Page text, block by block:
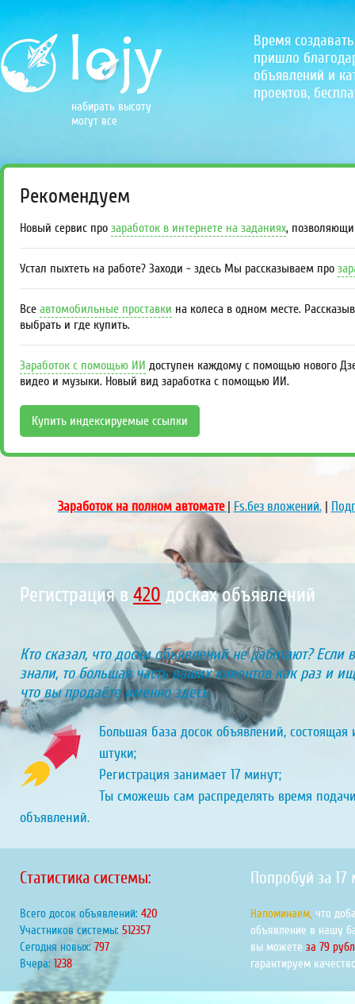
набирать высоту
могут все
Время
пришло
объявлений и
проектов,
Рекомендуем
Новый сервис про заработок в интернете на заданиях,
Устал пыхтеть на работе? Заходи - здесь Мы рассказываем про
Все автомобильные проставки на колеса в одном месте.
выбрать и где купить.
Заработок с помощью ИИ доступен каждому с помощью нового
видео и музыки. Новый вид заработка с помощью ИИ.
Купить индексируемые ссылки
Заработок на полном автомате| Fs.без вложений.|
Регистрация в 460 досках объявлений
Кто сказал, что доски объявлений не работают? Если
знали, то большая часть ваших клиентов как раз и
что вы продаёте именно здесь.
Большая база досок объявлений, состоящая
штуки;
Регистрация занимает 17 минут;
Ты сможешь сам распределять время
объявлений.
Статистика системы:
Всего досок объявлений: 460
Участников системы: 561161
Сегодня новых: 873
Вчера: 1356
Попробуй за 17
Напоминаем, что
объявление в нашу
вы можете за 79
гарантируем